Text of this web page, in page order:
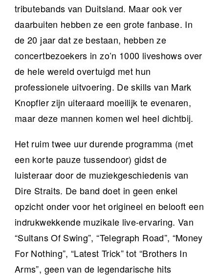
tributebands van Duitsland. Maar ook ver
daarbuiten hebben ze een grote fanbase. In
de 20 jaar dat ze bestaan, hebben ze
concertbezoekers in zo’n 1000 liveshows over
de hele wereld overtuigd met hun
professionele uitvoering. De skills van Mark
Knopfler zijn uiteraard moeilijk te evenaren,
maar deze mannen komen wel heel dichtbij.
Het ruim twee uur durende programma (met
een korte pauze tussendoor) gidst de
luisteraar door de muziekgeschiedenis van
Dire Straits. De band doet in geen enkel
opzicht onder voor het origineel en belooft een
indrukwekkende muzikale live-ervaring. Van
“Sultans Of Swing”, “Telegraph Road”, “Money
For Nothing”, “Latest Trick” tot “Brothers In
Arms”, geen van de legendarische hits